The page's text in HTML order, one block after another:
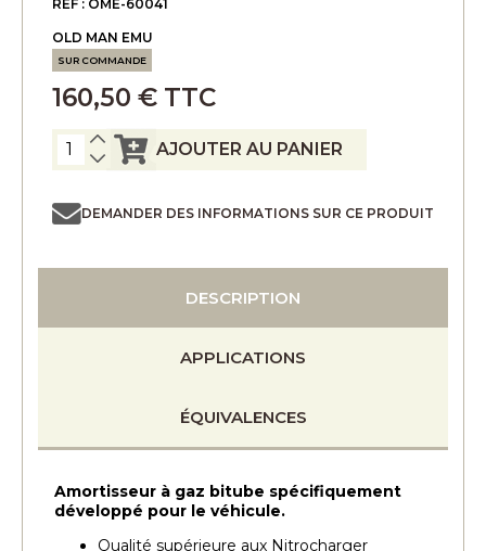
REF : OME-60041
OLD MAN EMU
SUR COMMANDE
160,50 € TTC
AJOUTER AU PANIER
DEMANDER DES INFORMATIONS SUR CE PRODUIT
DESCRIPTION
APPLICATIONS
ÉQUIVALENCES
Amortisseur à gaz bitube spécifiquement
développé pour le véhicule.
Qualité supérieure aux Nitrocharger